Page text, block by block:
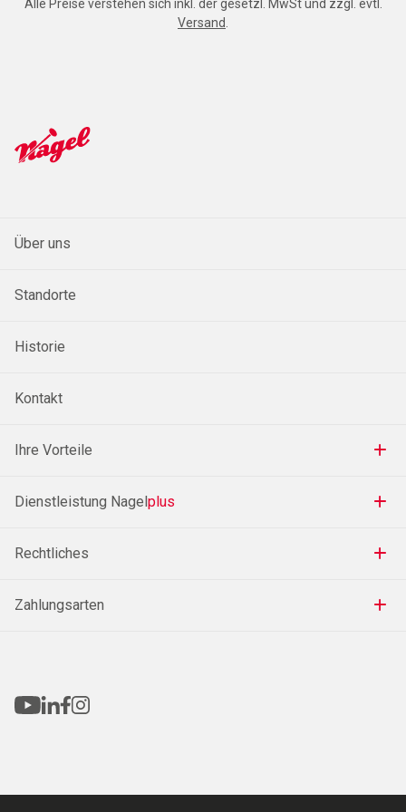
Alle Preise verstehen sich inkl. der gesetzl. MwSt und zzgl. evtl.
Versand
Über uns
Standorte
Historie
Kontakt
Ihre Vorteile
Dienstleistung Nagelplus
Rechtliches
Zahlungsarten